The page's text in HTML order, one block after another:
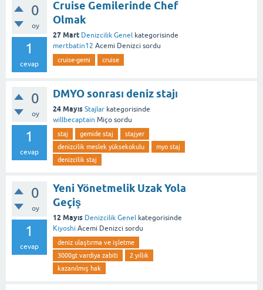
0
oy
1
cevap
Cruise Gemilerinde Chef
Olmak
27 Mart Denizcilik Genel kategorisinde
mertbatin12 Acemi Denizci sordu
cruise-gemi cruise
0
oy
1
cevap
DMYO sonrası deniz stajı
24 Mayıs Stajlar kategorisinde
willbecaptain Miço sordu
staj gemide staj
stajyer
denizcilik meslek yüksekokulu
myo staj
denizcilik staj
0
oy
1
cevap
Yeni Yönetmelik Uzak Yola
Geçiş
12 Mayıs Denizcilik Genel kategorisinde
Kiyoshi Acemi Denizci sordu
deniz ulaştırma ve işletme
3000gt vardiya zabiti
2 yıllık
kazanılmış hak